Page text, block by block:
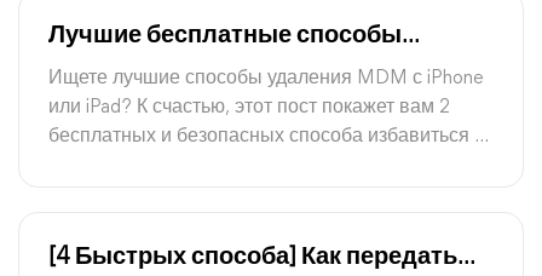
Лучшие бесплатные способы
удаления MDM с iPhone/iPad
[Руководство 2026 года]
Ищете лучшие способы удаления MDM с iPhone
или iPad? К счастью, этот пост покажет вам 2
бесплатных и безопасных способа избавиться от
[4 Быстрых способа] Как передать